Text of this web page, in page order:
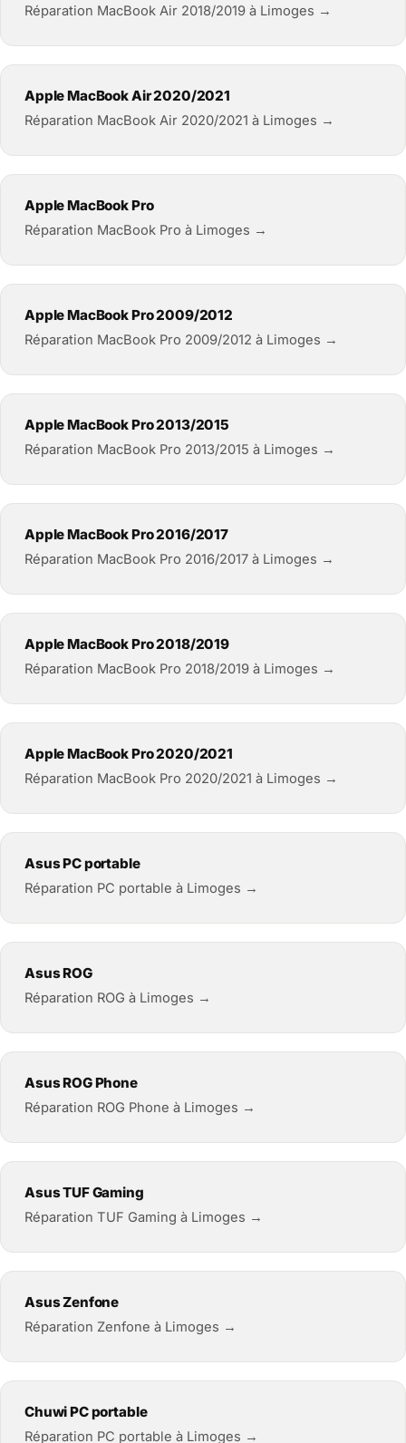
Réparation MacBook Air 2018/2019 à Limoges →
Apple MacBook Air 2020/2021
Réparation MacBook Air 2020/2021 à Limoges →
Apple MacBook Pro
Réparation MacBook Pro à Limoges →
Apple MacBook Pro 2009/2012
Réparation MacBook Pro 2009/2012 à Limoges →
Apple MacBook Pro 2013/2015
Réparation MacBook Pro 2013/2015 à Limoges →
Apple MacBook Pro 2016/2017
Réparation MacBook Pro 2016/2017 à Limoges →
Apple MacBook Pro 2018/2019
Réparation MacBook Pro 2018/2019 à Limoges →
Apple MacBook Pro 2020/2021
Réparation MacBook Pro 2020/2021 à Limoges →
Asus PC portable
Réparation PC portable à Limoges →
Asus ROG
Réparation ROG à Limoges →
Asus ROG Phone
Réparation ROG Phone à Limoges →
Asus TUF Gaming
Réparation TUF Gaming à Limoges →
Asus Zenfone
Réparation Zenfone à Limoges →
Chuwi PC portable
Réparation PC portable à Limoges →